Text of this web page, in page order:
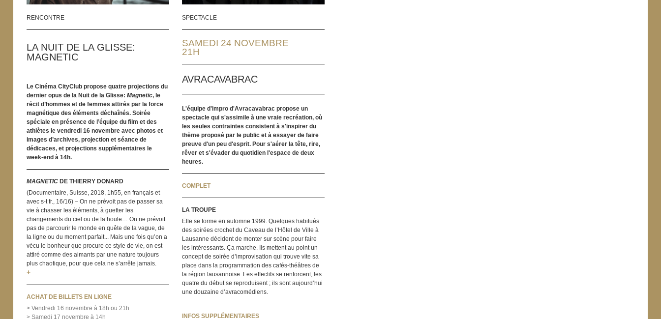
RENCONTRE
LA NUIT DE LA GLISSE:
MAGNETIC
Le Cinéma CityClub propose quatre projections du
dernier opus de la Nuit de la Glisse:Magnetic, le
récit d’hommes et de femmes attirés par la force
magnétique des éléments déchaînés. Soirée
spéciale en présence de l’équipe du film et des
athlètes le vendredi 16 novembre avec photos et
images d’archives, projection et séance de
dédicaces, et projections supplémentaires le
week-end à 14h.
MAGNETIC DE THIERRY DONARD
(Documentaire, Suisse, 2018, 1h55, en français et
avec s-t fr., 16/16) – On ne prévoit pas de passer sa
vie à chasser les éléments, à guetter les
changements du ciel ou de la houle… On ne prévoit
pas de parcourir le monde en quête de la vague, de
la ligne ou du moment parfait... Mais une fois qu’on a
vécu le bonheur que procure ce style de vie, on est
attiré comme des aimants par une nature toujours
plus chaotique, pour que cela ne s’arrête jamais.
+
ACHAT DE BILLETS EN LIGNE
> Vendredi 16 novembre à 18h ou 21h
> Samedi 17 novembre à 14h
SPECTACLE
SAMEDI 24 NOVEMBRE
21H
AVRACAVABRAC
L'équipe d'impro d'Avracavabrac propose un
spectacle qui s'assimile à une vraie recréation, où
les seules contraintes consistent à s'inspirer du
thème proposé par le public et à essayer de faire
preuve d'un peu d'esprit. Pour s'aérer la tête, rire,
rêver et s'évader du quotidien l'espace de deux
heures.
COMPLET
LA TROUPE
Elle se forme en automne 1999. Quelques habitués
des soirées crochet du Caveau de l’Hôtel de Ville à
Lausanne décident de monter sur scène pour faire
les intéressants. Ça marche. Ils mettent au point un
concept de soirée d’improvisation qui trouve vite sa
place dans la programmation des cafés-théâtres de
la région lausannoise. Les effectifs se renforcent, les
quatre du début se reproduisent ; ils sont aujourd’hui
une douzaine d’avracomédiens.
INFOS SUPPLÉMENTAIRES